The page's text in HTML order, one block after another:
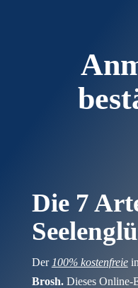
Die 7
Der 100% kostenfreie
Brosh.Dieses Online-